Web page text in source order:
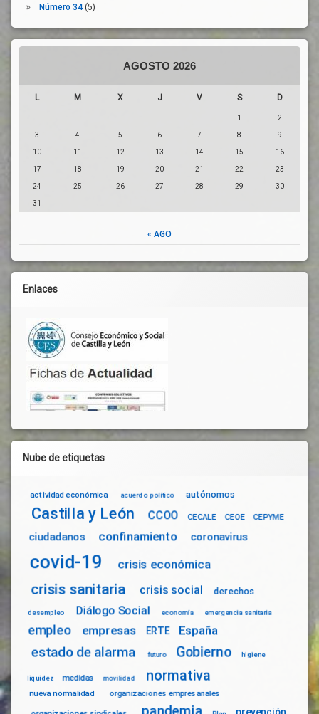
Número 34(5)
AGOSTO 2026
L M X J V S D
1 2
3 4 5 6 7 8 9
10 11 12 13 14 15 16
17 18 19 20 21 22 23
24 25 26 27 28 29 30
31
« AGO
Enlaces
Nube de etiquetas
actividad económica acuerdo político autónomos
Castilla y León CCOO CECALE CEOE CEPYME
ciudadanos confinamiento coronavirus
covid-19 crisis económica
crisis sanitaria crisis social derechos
desempleo Diálogo Social economía emergencia sanitaria
empleo empresas ERTE España
estado de alarma futuro Gobierno higiene
liquidez medidas movilidad normativa
nueva normalidad organizaciones empresariales